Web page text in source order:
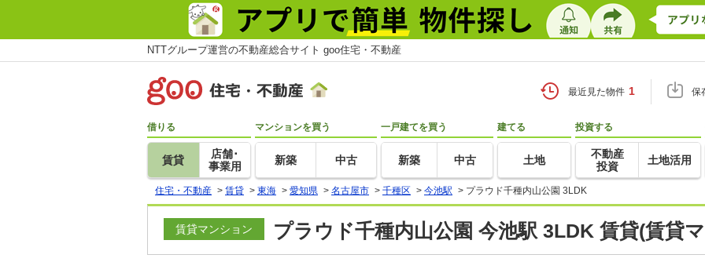
NTTグループ運営の不動産総合サイト goo住宅・不動産
最近見た物件 1 保
借りる
賃貸
店舗･
事業用
マンションを買う
新築 中古
一戸建てを買う
新築 中古
建てる
土地
投資する
不動産
投資
土地活用
住宅・不動産 > 賃貸 > 東海 > 愛知県 > 名古屋市 > 千種区 > 今池駅 > プラウド千種内山公園 3LDK
賃貸マンション プラウド千種内山公園 今池駅 3LDK 賃貸(賃貸